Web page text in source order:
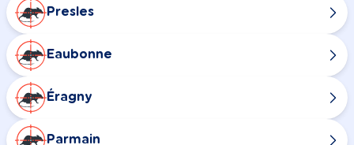
Presles
Eaubonne
Éragny
Parmain